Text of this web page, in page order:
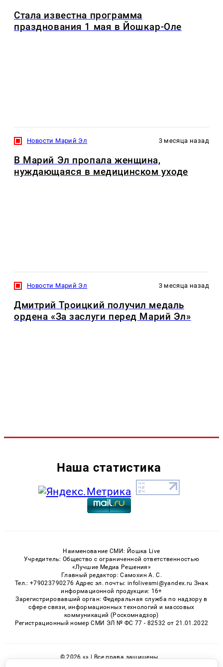
Стала известна программа
празднования 1 мая в Йошкар-Оле
Новости Марий Эл 3 месяца назад
В Марий Эл пропала женщина,
нуждающаяся в медицинском уходе
Новости Марий Эл 3 месяца назад
Дмитрий Троицкий получил медаль
ордена «За заслуги перед Марий Эл»
Наша статистика
Наименование СМИ: Йошка Live
Учредитель: Общество с ограниченной ответственностью
«Лучшие Медиа Решения»
Главный редактор: Самохин А. С.
Тел.: +79023790276 Адрес эл. почты: infolivesmi@yandex.ru Знак
информационной продукции: 16+
Зарегистрировавший орган: Федеральная служба по надзору в
сфере связи, информационных технологий и массовых
коммуникаций (Роскомнадзор)
Регистрационный номер СМИ ЭЛ № ФС 77 - 82532 от 21.01.2022
© 2026 «» | Все права защищены